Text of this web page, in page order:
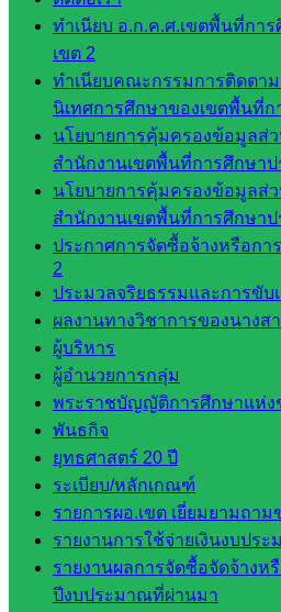
ทำเนียบ อ.ก.ค.ศ.เขตพื้นที่กา
เขต 2
ทำเนียบคณะกรรมการติดตาม
นิเทศการศึกษาของเขตพื้นที่ก
นโยบายการคุ้มครองข้อมูลส่
สำนักงานเขตพื้นที่การศึกษา
นโยบายการคุ้มครองข้อมูลส่
สำนักงานเขตพื้นที่การศึกษา
ประกาศการจัดซื้อจ้างหรือก
2
ประมวลจริยธรรมและการขับ
ผลงานทางวิชาการของนาง
ผู้บริหาร
ผู้อำนวยการกลุ่ม
พระราชบัญญัติการศึกษาแห่ง
พันธกิจ
ยุทธศาสตร์ 20 ปี
ระเบียบ/หลักเกณฑ์
รายการผอ.เขต เยี่ยมยามถาม
รายงานการใช้จ่ายเงินงบปร
รายงานผลการจัดซื้อจัดจ้างห
ปีงบประมาณที่ผ่านมา
ศน.ชยา
ธิศ/
ศน.อัญชลี
ห้อง
นิเทศ
ดร.สราว
ดี เพ็งศรี
โคตร
เว็บไซต์
คณะ
กรรมการ
ก.ต.ป.น.
เว็บไซต์
อ.ค.ก.ศ.เขต
พื้นที่การ
ศึกษา
ดาวน์โหลด
เอกสาร